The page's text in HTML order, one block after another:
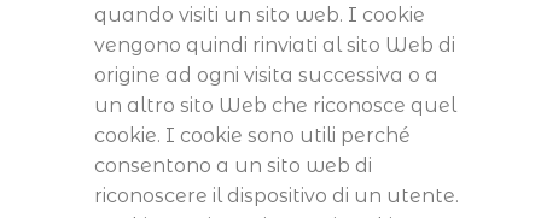
quando visiti un sito web. I cookie
vengono quindi rinviati al sito Web di
origine ad ogni visita successiva o a
un altro sito Web che riconosce quel
cookie. I cookie sono utili perché
consentono a un sito web di
riconoscere il dispositivo di un utente.